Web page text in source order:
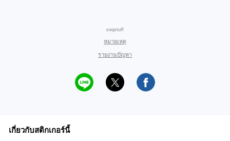
soqstuff
หมายเหตุ
รายงานปัญหา
เกี่ยวกับสติกเกอร์นี้